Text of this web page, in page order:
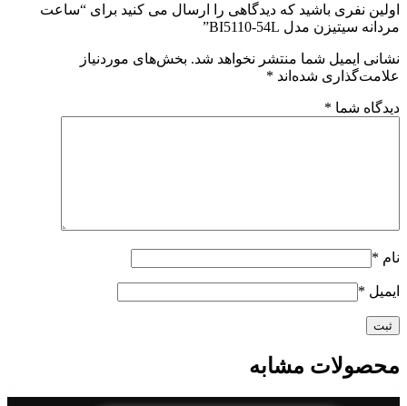
اولین نفری باشید که دیدگاهی را ارسال می کنید برای “ساعت
مردانه سیتیزن مدل BI5110-54L”
نشانی ایمیل شما منتشر نخواهد شد. بخش‌های موردنیاز
علامت‌گذاری شده‌اند *
دیدگاه شما *
نام *
ایمیل *
محصولات مشابه